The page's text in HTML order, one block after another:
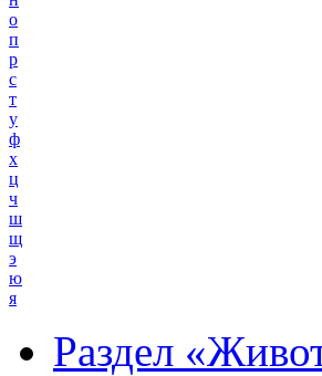
о
п
р
с
т
у
ф
х
ц
ч
ш
щ
э
ю
я
Раздел